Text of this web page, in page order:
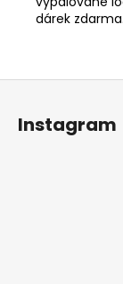
dárek zdarma.
Z
Instagram